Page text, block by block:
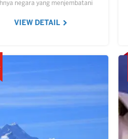
negara yang menjembatani
terdapat wisata salju yang…
VIEW DETAIL